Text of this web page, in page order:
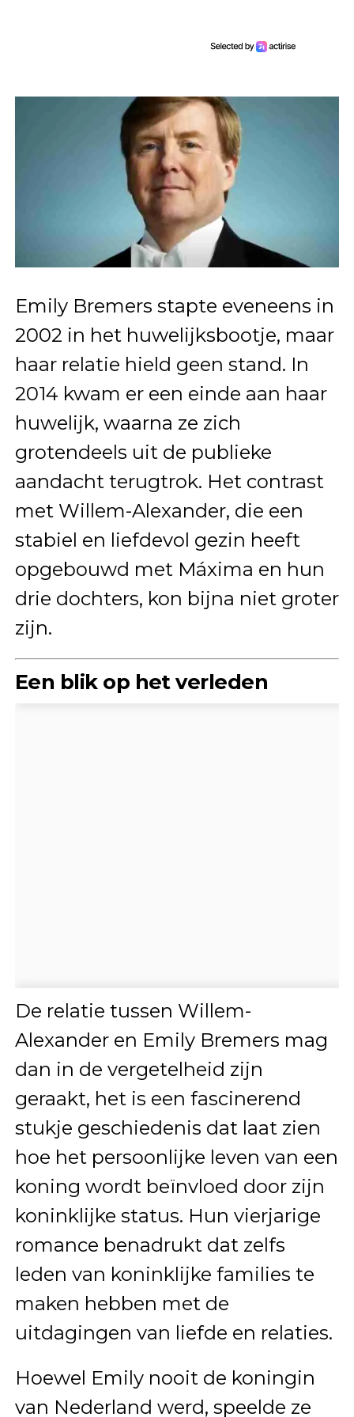
Emily Bremers stapte eveneens in
2002 in het huwelijksbootje, maar
haar relatie hield geen stand. In
2014 kwam er een einde aan haar
huwelijk, waarna ze zich
grotendeels uit de publieke
aandacht terugtrok. Het contrast
met Willem-Alexander, die een
stabiel en liefdevol gezin heeft
opgebouwd met Máxima en hun
drie dochters, kon bijna niet groter
zijn.
Een blik op het verleden
De relatie tussen Willem-
Alexander en Emily Bremers mag
dan in de vergetelheid zijn
geraakt, het is een fascinerend
stukje geschiedenis dat laat zien
hoe het persoonlijke leven van een
koning wordt beïnvloed door zijn
koninklijke status. Hun vierjarige
romance benadrukt dat zelfs
leden van koninklijke families te
maken hebben met de
uitdagingen van liefde en relaties.
Hoewel Emily nooit de koningin
van Nederland werd, speelde ze